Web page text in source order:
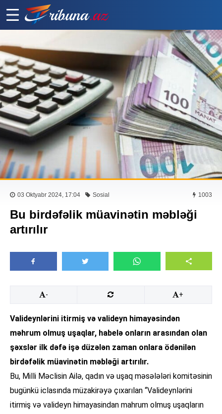
03 Oktyabr 2024, 17:04 Sosial 1003
Bu birdəfəlik müavinətin məbləği
artırılır
- +
Valideynlərini itirmiş və valideyn himayəsindən
məhrum olmuş uşaqlar, habelə onların arasından olan
şəxslər ilk dəfə işə düzələn zaman onlara ödənilən
birdəfəlik müavinətin məbləği artırılır.
Bu, Milli Məclisin Ailə, qadın və uşaq məsələləri komitəsinin
bugünkü iclasında müzakirəyə çıxarılan “Valideynlərini
itirmiş və valideyn himayasindan mahrum olmuş uşaqların